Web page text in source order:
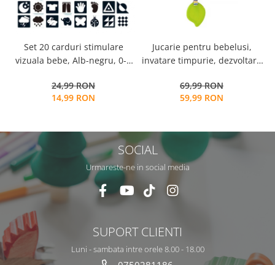
Set 20 carduri stimulare
vizuala bebe, Alb-negru, 0-3
24,99 RON
14,99 RON
Jucarie pentru bebelusi,
invatare timpurie, dezvoltare
0 luni, multicolor, Arici
69,99 RON
59,99 RON
SOCIAL
Urmareste-ne in social media
SUPORT CLIENTI
Luni - sambata intre orele 8.00 - 18.00